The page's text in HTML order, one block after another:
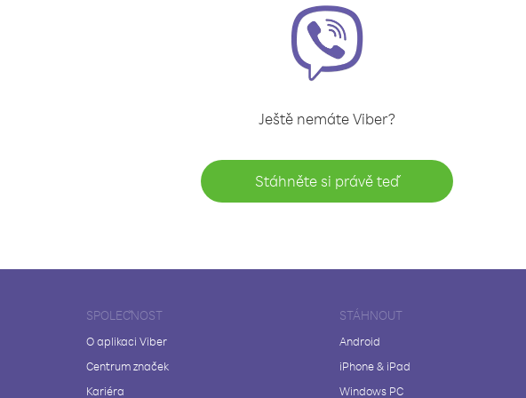
Ještě nemáte Viber?
Stáhněte si právě teď
SPOLEČNOST
O aplikaci Viber
Centrum značek
Kariéra
STÁHNOUT
Android
iPhone & iPad
Windows PC